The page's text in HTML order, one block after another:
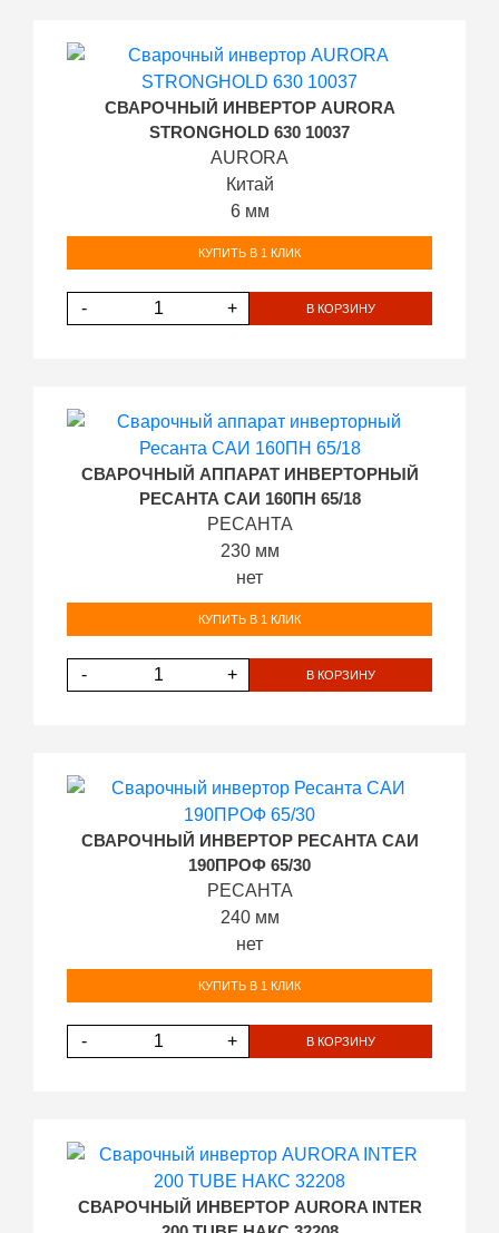
СВАРОЧНЫЙ ИНВЕРТОР AURORA
STRONGHOLD 630 10037
AURORA
Китай
6 мм
КУПИТЬ В 1 КЛИК
- + В КОРЗИНУ
СВАРОЧНЫЙ АППАРАТ ИНВЕРТОРНЫЙ
РЕСАНТА САИ 160ПН 65/18
РЕСАНТА
230 мм
нет
КУПИТЬ В 1 КЛИК
- + В КОРЗИНУ
СВАРОЧНЫЙ ИНВЕРТОР РЕСАНТА САИ
190ПРОФ 65/30
РЕСАНТА
240 мм
нет
КУПИТЬ В 1 КЛИК
- + В КОРЗИНУ
СВАРОЧНЫЙ ИНВЕРТОР AURORA INTER